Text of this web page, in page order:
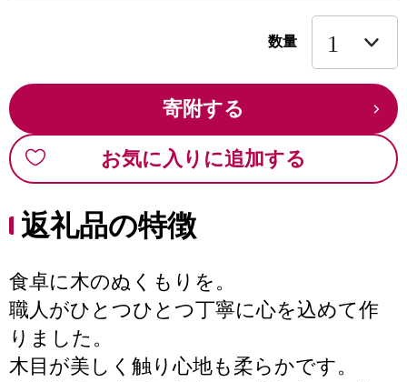
数量
寄附する
お気に入りに追加する
返礼品の特徴
食卓に木のぬくもりを。
職人がひとつひとつ丁寧に心を込めて作
りました。
木目が美しく触り心地も柔らかです。